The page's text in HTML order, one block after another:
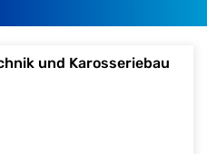
und Karosseriebau